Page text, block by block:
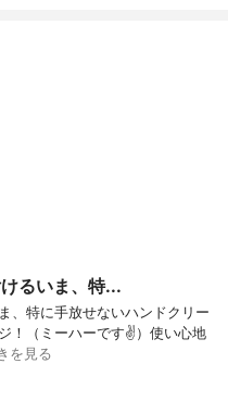
るいま、特...
、特に手放せないハンドクリー
！（ミーハーです✌️）使い心地
を見る